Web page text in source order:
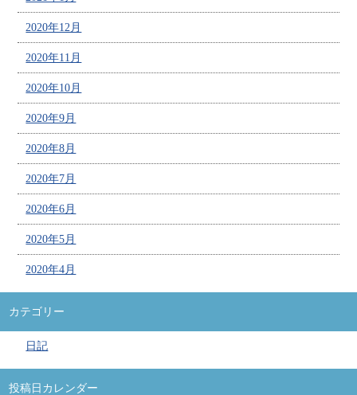
2020年12月
2020年11月
2020年10月
2020年9月
2020年8月
2020年7月
2020年6月
2020年5月
2020年4月
カテゴリー
日記
投稿日カレンダー